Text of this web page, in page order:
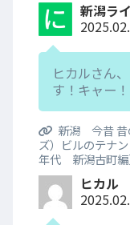
新潟ラ
ヒカルさん
す！キャー
新潟 今昔 昔
ズ）ビルのテナ
年代 新潟古町編
ヒカル